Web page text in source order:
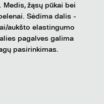
žąsų pūkai bei
Sėdima dalis -
aukšto elastingumo
pagalves galima
pasirinkimas.